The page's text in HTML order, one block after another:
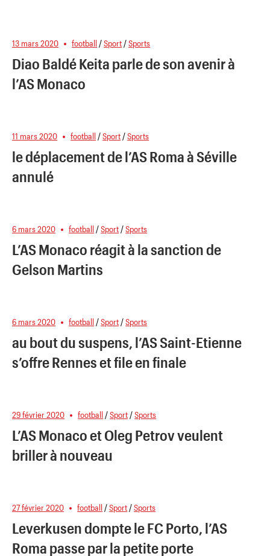
13 mars 2020 football /Sport /Sports
Diao Baldé Keita parle de son avenir à
l’AS Monaco
11 mars 2020 football /Sport /Sports
le déplacement de l’AS Roma à Séville
annulé
6 mars 2020 football /Sport /Sports
L’AS Monaco réagit à la sanction de
Gelson Martins
6 mars 2020 football /Sport /Sports
au bout du suspens, l’AS Saint-Etienne
s’offre Rennes et file en finale
29 février 2020 football /Sport /Sports
L’AS Monaco et Oleg Petrov veulent
briller à nouveau
27 février 2020 football /Sport /Sports
Leverkusen dompte le FC Porto, l’AS
Roma passe par la petite porte